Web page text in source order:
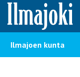
Hyppää sisältöön
Ilmajoen kunta